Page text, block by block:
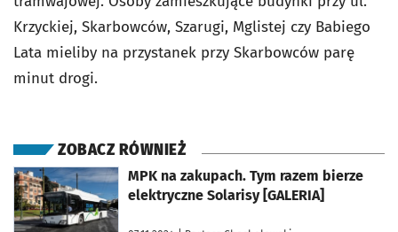
Krzyckiej, Skarbowców, Szarugi, Mglistej czy Babiego
Lata mieliby na przystanek przy Skarbowców parę
minut drogi.
ZOBACZ RÓWNIEŻ
MPK na zakupach. Tym razem bierze
elektryczne Solarisy [GALERIA]
otworzy się w nowej karcie